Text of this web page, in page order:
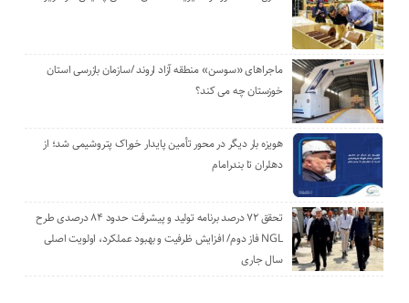
ماجراهای «سوسن» منطقه آزاد اروند /سازمان بازرسی استان
خوزستان چه می کند؟
هویزه بار دیگر در محور تأمین پایدار خوراک پتروشیمی شد؛ از
دهلران تا بندرامام
تحقق ۷۲ درصد برنامه تولید و پیشرفت حدود ۸۴ درصدی طرح
NGL فاز دوم/ افزایش ظرفیت و بهبود عملکرد، اولویت اصلی
سال جاری